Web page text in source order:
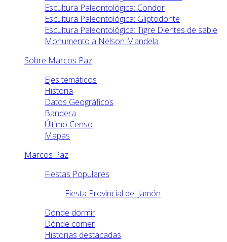
Escultura Paleontológica: Condor
Escultura Paleontológica: Gliptodonte
Escultura Paleontológica: Tigre Dientes de sable
Monumento a Nelson Mandela
Sobre Marcos Paz
Ejes temáticos
Historia
Datos Geográficos
Bandera
Último Censo
Mapas
Marcos Paz
Fiestas Populares
Fiesta Provincial del Jamón
Dónde dormir
Dónde comer
Historias destacadas